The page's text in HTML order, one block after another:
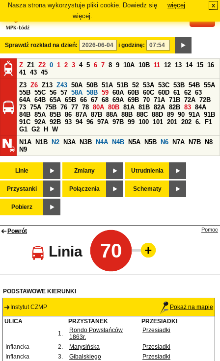
Nasza strona wykorzystuje pliki cookie. Dowiedz się
więcej.
więcej x
Sprawdź rozkład na dzień: i godzinę:
Z Z1 Z2 0 1 2 3 4 5 6 7 8 9 10A 10B 11 12 13 14 15 16
41 43 45
Z3 Z6 Z13 Z43 50A 50B 51A 51B 52 53A 53C 53B 54B 55A
55B 55C 56 57 58A 58B 59 60A 60B 60C 60D 61 62 63
64A 64B 65A 65B 66 67 68 69A 69B 70 71A 71B 72A 72B
73 75A 75B 76 77 78 80A 80B 81A 81B 82A 82B 83 84A
84B 85A 85B 86 87A 87B 88A 88B 88C 88D 89 90 91A 91B
91C 92A 92B 93 94 96 97A 97B 99 100 101 201 202 6.
F1
G1 G2 H
W
N1A
N1B N2 N3A N3B N4A N4B N5A N5B N6 N7A N7B
N8
N9
Linie Zmiany Utrudnienia
Przystanki Połączenia Schematy
Pobierz
Powrót
Linia 70
Pomoc
PODSTAWOWE KIERUNKI
Instytut CZMP Pokaż na mapie
ULICA PRZYSTANEK
PRZESIADKI
1.
Rondo Powstańców
1863r.
Przesiadki
Inflancka 2. Marysińska
Przesiadki
Inflancka
3. Gibalskiego
Przesiadki